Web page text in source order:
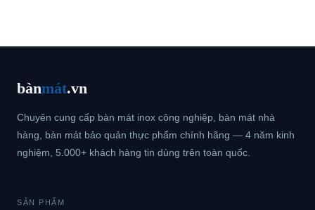
bànmát.vn
Chuyên cung cấp bàn mát inox công nghiệp, bàn mát nhà
hàng, bàn mát bảo quản thực phẩm chính hãng — 4 năm kinh
nghiệm, 5.000+ khách hàng tin dùng trên toàn quốc.
SẢN PHẨM